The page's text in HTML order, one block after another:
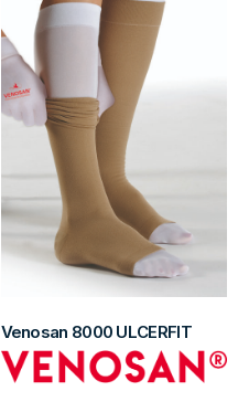
Venosan 8000 ULCERFIT